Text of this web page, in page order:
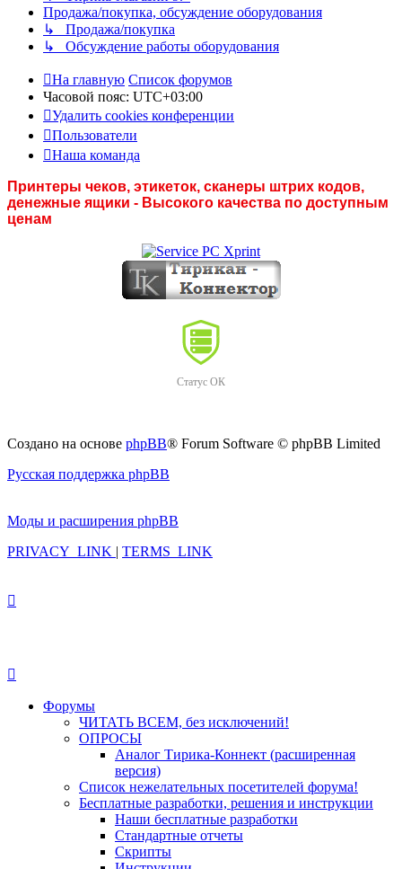
Продажа/покупка, обсуждение оборудования
↳ Продажа/покупка
↳ Обсуждение работы оборудования
На главную Список форумов
Часовой пояс: UTC+03:00
Удалить cookies конференции
Пользователи
Наша команда
Принтеры чеков, этикеток, сканеры штрих кодов,
денежные ящики - Высокого качества по доступным
ценам
Статус ОК
Создано на основе phpBB® Forum Software © phpBB Limited
Русская поддержка phpBB
Моды и расширения phpBB
PRIVACY_LINK | TERMS_LINK
Форумы
ЧИТАТЬ ВСЕМ, без исключений!
ОПРОСЫ
Аналог Тирика-Коннект (расширенная
версия)
Список нежелательных посетителей форума!
Бесплатные разработки, решения и инструкции
Наши бесплатные разработки
Стандартные отчеты
Скрипты